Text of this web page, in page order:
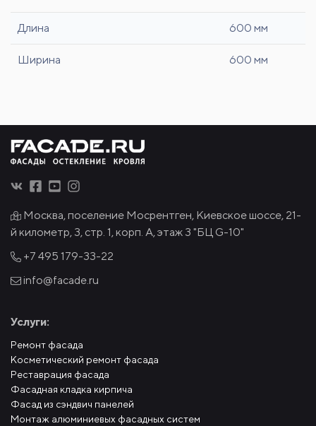
Длина 600 мм
Ширина 600 мм
Москва, поселение Мосрентген, Киевское шоссе, 21-
й километр, 3, стр. 1, корп. А, этаж 3 "БЦ G-10"
+7 495 179-33-22
info@facade.ru
Услуги:
Ремонт фасада
Косметический ремонт фасада
Реставрация фасада
Фасадная кладка кирпича
Фасад из сэндвич панелей
Монтаж алюминиевых фасадных систем